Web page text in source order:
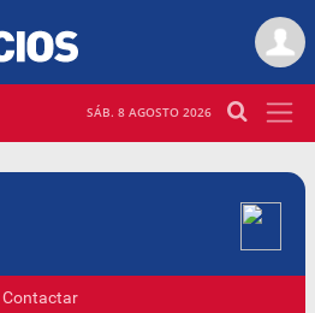
SÁB. 8 AGOSTO 2026
Contactar